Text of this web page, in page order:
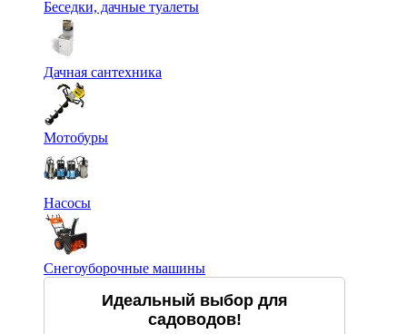
Беседки, дачные туалеты
Дачная сантехника
Мотобуры
Насосы
Снегоуборочные машины
Идеальный выбор для
садоводов!